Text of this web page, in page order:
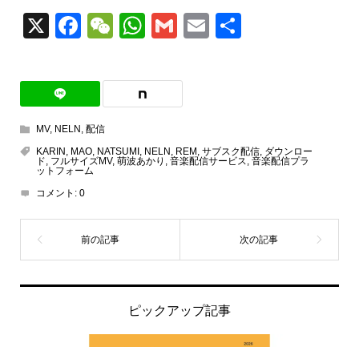
X Facebook
WeChat
WhatsApp
GmailEmail
MV, NELN , 配信
KARIN , MAO, NATSUMI , NELN , REM , サブスク配信, ダウンロー
ド, フルサイズMV, 萌波あかり , 音楽配信サービス, 音楽配信プラ
ットフォーム
コメント: 0
ピックアップ記事